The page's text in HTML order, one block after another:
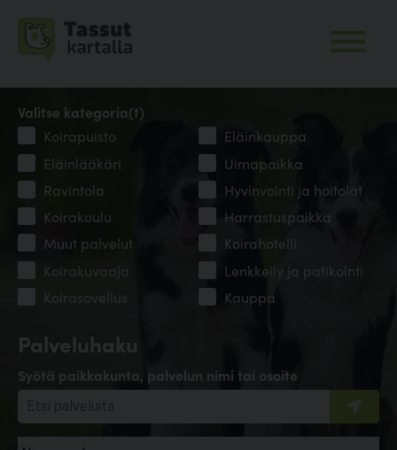
Palveluhaku
Syötä paikkakunta, palvelun nimi tai osoite
Valitse kategoria(t)
Koirapuisto
Eläinkauppa
Eläinlääkäri
Uimapaikka
Ravintola
Hyvinvointi ja hoitolat
Koirakoulu
Harrastuspaikka
Muut palvelut
Koirahotelli
Koirakuvaaja
Lenkkeily ja patikointi
Koirasovellus
Kauppa